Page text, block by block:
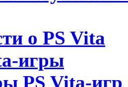
о PS Vita
игры
PS Vita-игр